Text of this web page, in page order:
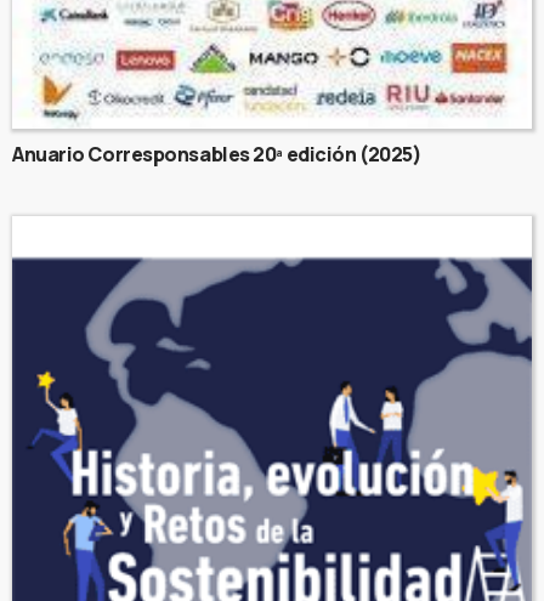
Anuario Corresponsables 20ª edición (2025)